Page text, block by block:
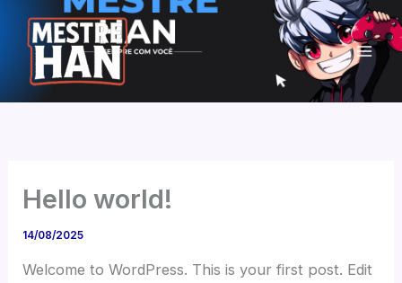
para
conteúdo
Hello world!
14/08/2025
Welcome to WordPress. This is your first post. Edit